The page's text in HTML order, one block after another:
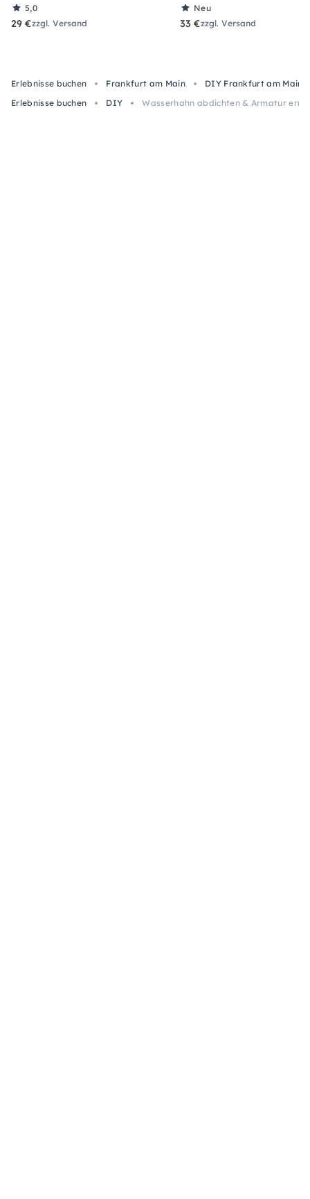
5,0
29 €zzgl. Versand
Neu
33 €zzgl. Versand
Erlebnisse buchen Frankfurt am Main
DIY Frankfurt am Main
Erlebnisse buchen
DIY Wasserhahn abdichten & Armatur